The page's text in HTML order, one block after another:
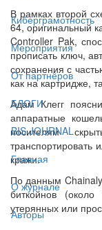
Киберграмотность
Мероприятия
От партнёров
БЛОГИ
BIS JOURNAL
Главная
О журнале
Авторы
В рамках второй
64, оригинальный
Controller Pak,
прописать ключ,
сохранения с
как на картридже,
Адам Клегг
аппаратные
носителям
транспортировать
кражи.
По данным
биткойнов
утерянных или